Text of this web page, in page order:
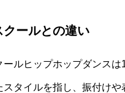
クールとの違い
ールヒップホップダンスは
スタイルを指し、振付けや